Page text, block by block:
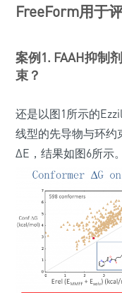
FreeForm用于
案例1. FAAH抑制
束？
还是以图1所示的
线型的先导物与环约
ΔE，结果如图6所示。